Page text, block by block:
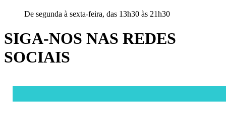
De segunda à sexta-feira, das 13h30 às 21h30
SIGA-NOS NAS REDES
SOCIAIS